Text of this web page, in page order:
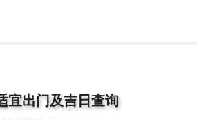
宜出门及吉日查询